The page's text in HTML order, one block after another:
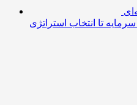
تا انتخاب استراتژی